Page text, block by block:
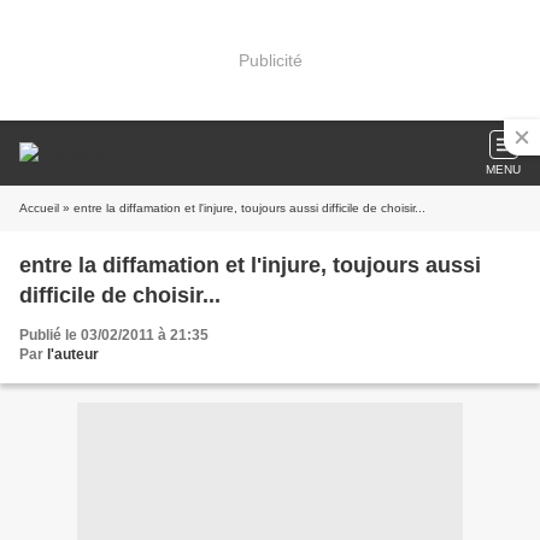
Publicité
MENU
Accueil » entre la diffamation et l'injure, toujours aussi difficile de choisir...
entre la diffamation et l'injure, toujours aussi
difficile de choisir...
Publié le 03/02/2011 à 21:35
Par l'auteur